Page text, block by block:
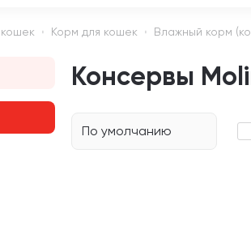
Корм для кошек Влажный корм
Консервы
По умолчанию